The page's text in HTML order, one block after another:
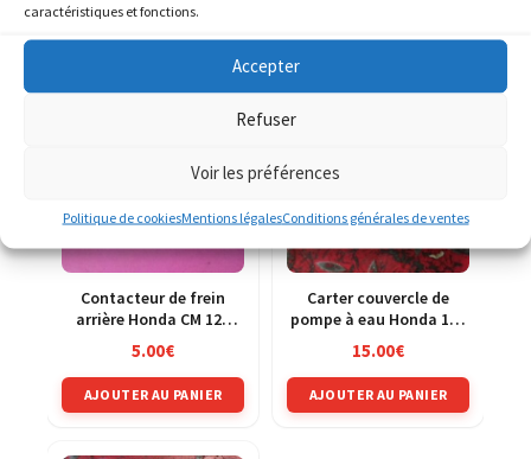
caractéristiques et fonctions.
Accepter
Refuser
Voir les préférences
Politique de cookiesMentions légalesConditions générales de ventes
PRODUITS SIMILAIRES
Contacteur de frein
arrière Honda CM 125
Custom JC05
5.00€
AJOUTER AU PANIER
Carter couvercle de
pompe à eau Honda 125
CRM jd13a
15.00€
AJOUTER AU PANIER